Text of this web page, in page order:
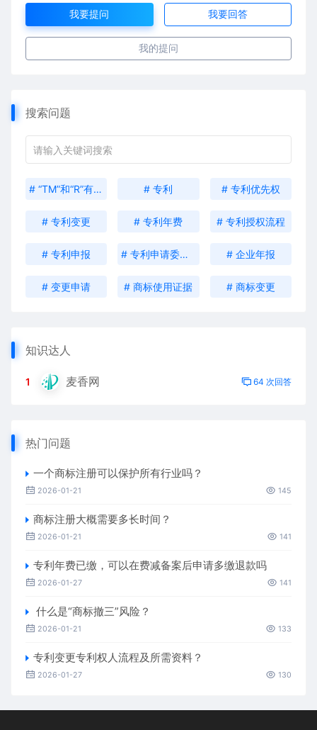
我要提问 我要回答
我的提问
搜索问题
# “TM”和“R”有什么区别？ # 专利 # 专利优先权
# 专利变更 # 专利年费 # 专利授权流程
# 专利申报 # 专利申请委托书 # 企业年报
# 变更申请 # 商标使用证据 # 商标变更
知识达人
1 麦香网 64 次回答
热门问题
一个商标注册可以保护所有行业吗？
2026-01-21 145
商标注册大概需要多长时间？
2026-01-21 141
专利年费已缴，可以在费减备案后申请多缴退款吗
2026-01-27 141
什么是“商标撤三”风险？
2026-01-21 133
专利变更专利权人流程及所需资料？
2026-01-27 130